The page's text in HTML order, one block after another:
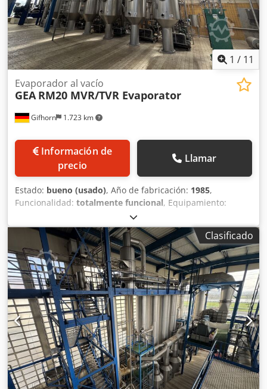
1 / 11
Gifhorn 1.723 km
Evaporador al vacío
GEA RM20 MVR/TVR Evaporator
Información de
precio
Llamar
Estado: bueno (usado), Año de fabricación: 1985,
Funcionalidad: totalmente funcional, Equipamiento:
, Fabricante: GEA / Laguilharre Csdpfx
Aksyvrtuscjha Año de fabricación: ~1985 4 etapas – 6 haces
tubulares Evaporador MVR + TVR Uso como
preconcentrador de 6 a 32 % MS Uso como (alto)
concentrador de 9 a 50 % MS Caudal de alimentación:
20.000 l/h de suero Capacidad de evaporación: 15.000 l/h
Incluye pasteurizador por inyección de vapor Potencia
eléctrica del compresor MVR: 140 kW Consumo de vapor
TVR: 850 a 1.000 kg/h Pasteurizador: 300 kg/h
Clasificado